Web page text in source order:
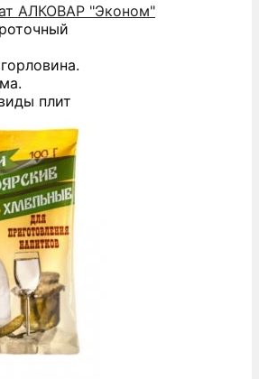
АЛКОВАР "Эконом"
плит